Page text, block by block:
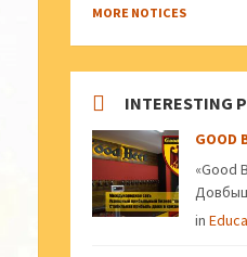
MORE NOTICES
INTERESTING
GOOD
«Good
in